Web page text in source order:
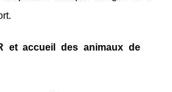
et accueil des animaux de